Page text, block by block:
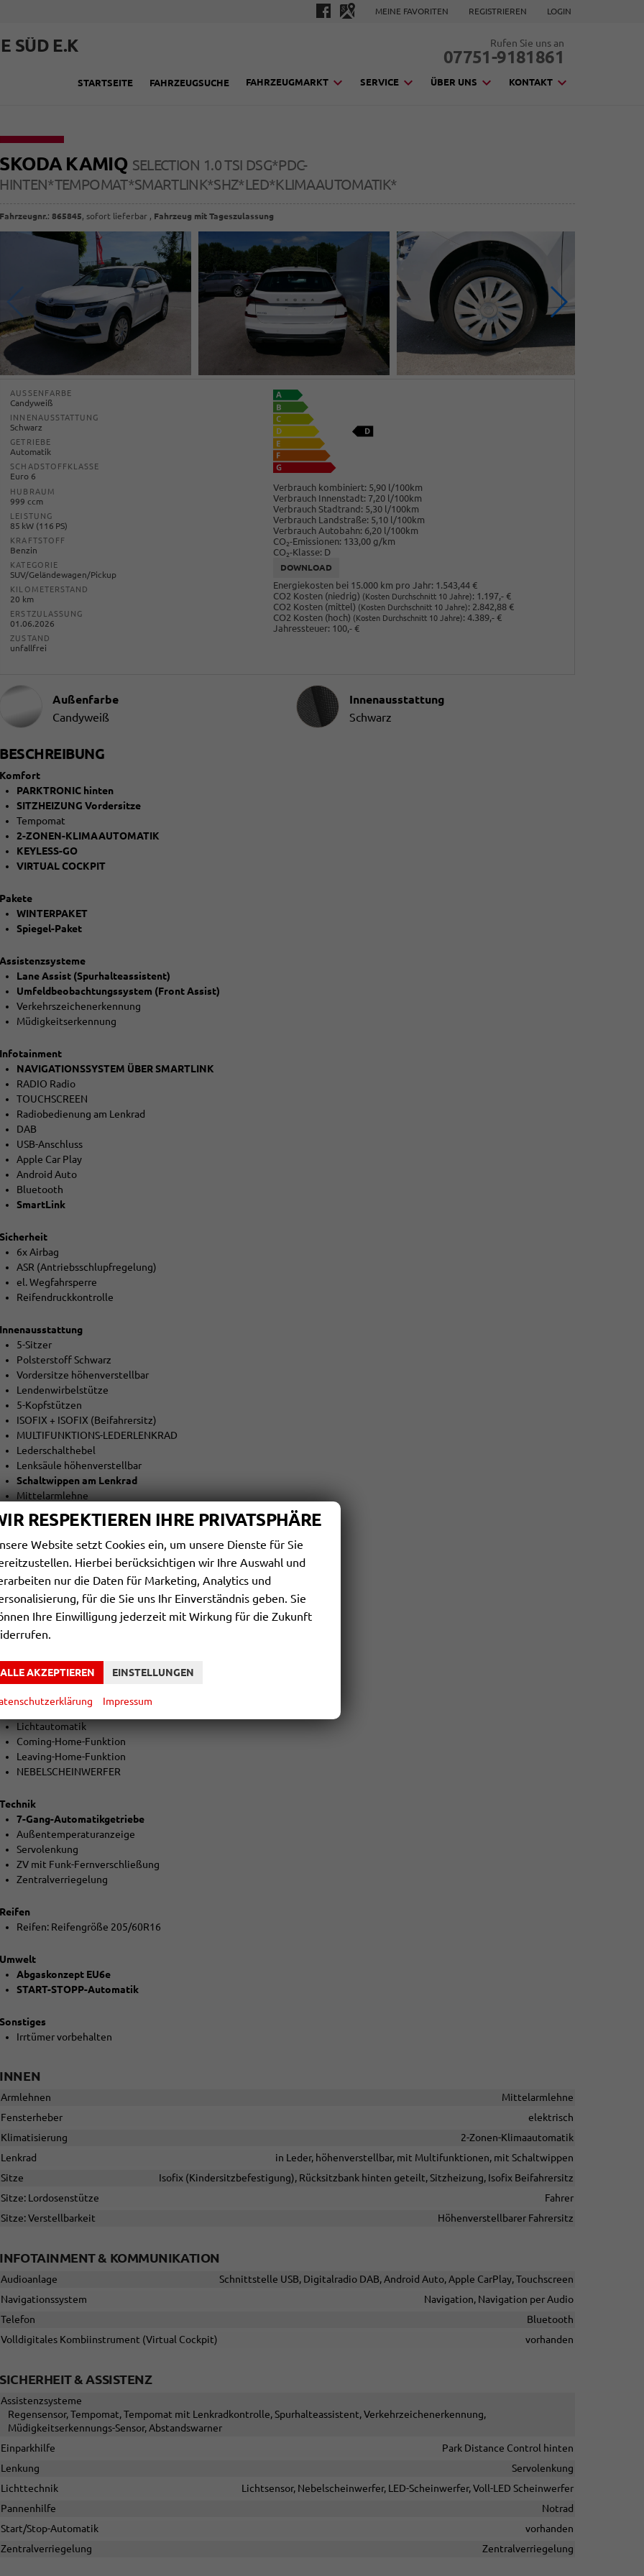
MEINE FAVORITEN REGISTRIEREN LOGIN
SÜD E.K Rufen Sie uns an
07751-9181861
STARTSEITE FAHRZEUGSUCHE FAHRZEUGMARKT SERVICE ÜBER UNS KONTAKT
SKODA KAMIQ SELECTION 1.0 TSI DSG*PDC-
HINTEN*TEMPOMAT*SMARTLINK*SHZ*LED*KLIMAAUTOMATIK*
Fahrzeugnr.:865845,sofort lieferbar , Fahrzeug mit Tageszulassung
AUSSENFARBE
Candyweiß
INNENAUSSTATTUNG
Schwarz
GETRIEBE
Automatik
SCHADSTOFFKLASSE
Euro 6
HUBRAUM
999 ccm
LEISTUNG
85 kW (116 PS)
KRAFTSTOFF
Benzin
KATEGORIE
SUV/Geländewagen/Pickup
KILOMETERSTAND
20 km
ERSTZULASSUNG
01.06.2026
ZUSTAND
unfallfrei
Verbrauch kombiniert: 5,90 l/100km
Verbrauch Innenstadt: 7,20 l/100km
Verbrauch Stadtrand: 5,30 l/100km
Verbrauch Landstraße: 5,10 l/100km
Verbrauch Autobahn: 6,20 l/100km
CO2-Emissionen: 133,00 g/km
CO2-Klasse: D
DOWNLOAD
Energiekosten bei 15.000 km pro Jahr: 1.543,44 €
CO2 Kosten (niedrig) (Kosten Durchschnitt 10 Jahre): 1.197,- €
CO2 Kosten (mittel) (Kosten Durchschnitt 10 Jahre): 2.842,88 €
CO2 Kosten (hoch) (Kosten Durchschnitt 10 Jahre): 4.389,- €
Jahressteuer: 100,- €
Außenfarbe
Candyweiß
Innenausstattung
Innenausstattung
Schwarz
BESCHREIBUNG
Komfort
PARKTRONIC hinten
SITZHEIZUNG Vordersitze
Tempomat
2-ZONEN-KLIMAAUTOMATIK
KEYLESS-GO
VIRTUAL COCKPIT
Pakete
WINTERPAKET
Spiegel-Paket
Assistenzsysteme
Lane Assist (Spurhalteassistent)
Umfeldbeobachtungssystem (Front Assist)
Verkehrszeichenerkennung
Müdigkeitserkennung
Infotainment
NAVIGATIONSSYSTEM ÜBER SMARTLINK
RADIO Radio
TOUCHSCREEN
Radiobedienung am Lenkrad
DAB
USB-Anschluss
Apple Car Play
Android Auto
Bluetooth
SmartLink
Sicherheit
6x Airbag
ASR (Antriebsschlupfregelung)
el. Wegfahrsperre
Reifendruckkontrolle
Innenausstattung
5-Sitzer
Polsterstoff Schwarz
Vordersitze höhenverstellbar
Lendenwirbelstütze
5-Kopfstützen
ISOFIX + ISOFIX (Beifahrersitz)
MULTIFUNKTIONS-LEDERLENKRAD
Lederschalthebel
Lenksäule höhenverstellbar
Schaltwippen am Lenkrad
Mittelarmlehne
Aussenausstattung
5-trg.
Dachreling schwarz
abgedunkelte Heckscheiben
el. heranklappbare und beheizbare Außenspiegel
Colorverglasung
LED-SCHEINWERFER (VOLL)
LED-Heckleuchten
Lichtautomatik
Coming-Home-Funktion
Leaving-Home-Funktion
NEBELSCHEINWERFER
Technik
7-Gang-Automatikgetriebe
Außentemperaturanzeige
Servolenkung
ZV mit Funk-Fernverschließung
Zentralverriegelung
Reifen
Reifen: Reifengröße 205/60R16
Umwelt
Abgaskonzept EU6e
START-STOPP-Automatik
Sonstiges
Irrtümer vorbehalten
INNEN
Armlehnen
Mittelarmlehne
Fensterheber
elektrisch
Klimatisierung
2-Zonen-Klimaautomatik
Lenkrad
in Leder, höhenverstellbar, mit Multifunktionen, mit Schaltwippen
Sitze
Isofix (Kindersitzbefestigung), Rücksitzbank hinten geteilt, Sitzheizung, Isofix Beifahrersitz
Sitze: Lordosenstütze
Fahrer
Sitze: Verstellbarkeit
Höhenverstellbarer Fahrersitz
INFOTAINMENT & KOMMUNIKATION
Audioanlage
Schnittstelle USB, Digitalradio DAB, Android Auto, Apple CarPlay, Touchscreen
Navigationssystem
Navigation, Navigation per Audio
Telefon
Bluetooth
Volldigitales Kombiinstrument (Virtual Cockpit)
vorhanden
SICHERHEIT & ASSISTENZ
Assistenzsysteme
Regensensor, Tempomat, Tempomat mit Lenkradkontrolle, Spurhalteassistent, Verkehrzeichenerkennung,
Müdigkeitserkennungs-Sensor, Abstandswarner
Einparkhilfe
Park Distance Control hinten
Lenkung
Servolenkung
Lichttechnik
Lichtsensor, Nebelscheinwerfer, LED-Scheinwerfer, Voll-LED Scheinwerfer
Pannenhilfe
Notrad
Start/Stop-Automatik
vorhanden
Zentralverriegelung
Zentralverriegelung
RESPEKTIEREN IHRE PRIVATSPHÄRE
Website setzt Cookies ein, um unsere Dienste für Sie
Hierbei berücksichtigen wir Ihre Auswahl und
nur die Daten für Marketing, Analytics und
für die Sie uns Ihr Einverständnis geben. Sie
Ihre Einwilligung jederzeit mit Wirkung für die Zukunft
ALLE AKZEPTIEREN EINSTELLUNGEN
Impressum